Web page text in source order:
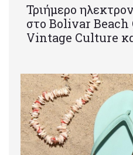
Τριήμερο
στο Bolivar Beach
Vintage Culture